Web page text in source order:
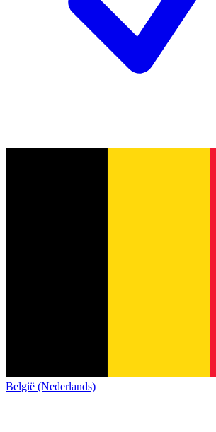
België (Nederlands)